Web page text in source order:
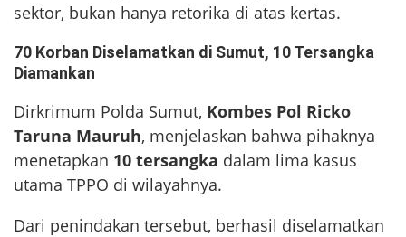
sektor, bukan hanya retorika di atas kertas.
70 Korban Diselamatkan di Sumut, 10 Tersangka
Diamankan
Dirkrimum Polda Sumut, Kombes Pol Ricko
Taruna Mauruh, menjelaskan bahwa pihaknya
menetapkan 10 tersangka dalam lima kasus
utama TPPO di wilayahnya.
Dari penindakan tersebut, berhasil diselamatkan